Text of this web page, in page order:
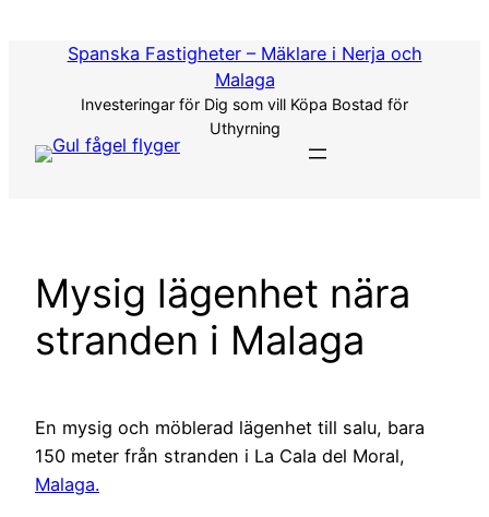
Spanska Fastigheter – Mäklare i Nerja och
Malaga
Investeringar för Dig som vill Köpa Bostad för
Uthyrning
Mysig lägenhet nära
stranden i Malaga
En mysig och möblerad lägenhet till salu, bara
150 meter från stranden i La Cala del Moral,
Malaga.